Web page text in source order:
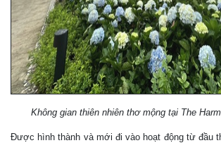
Không gian thiên nhiên thơ mộng tại The
Được hình thành và mới đi vào hoạt động từ đầu